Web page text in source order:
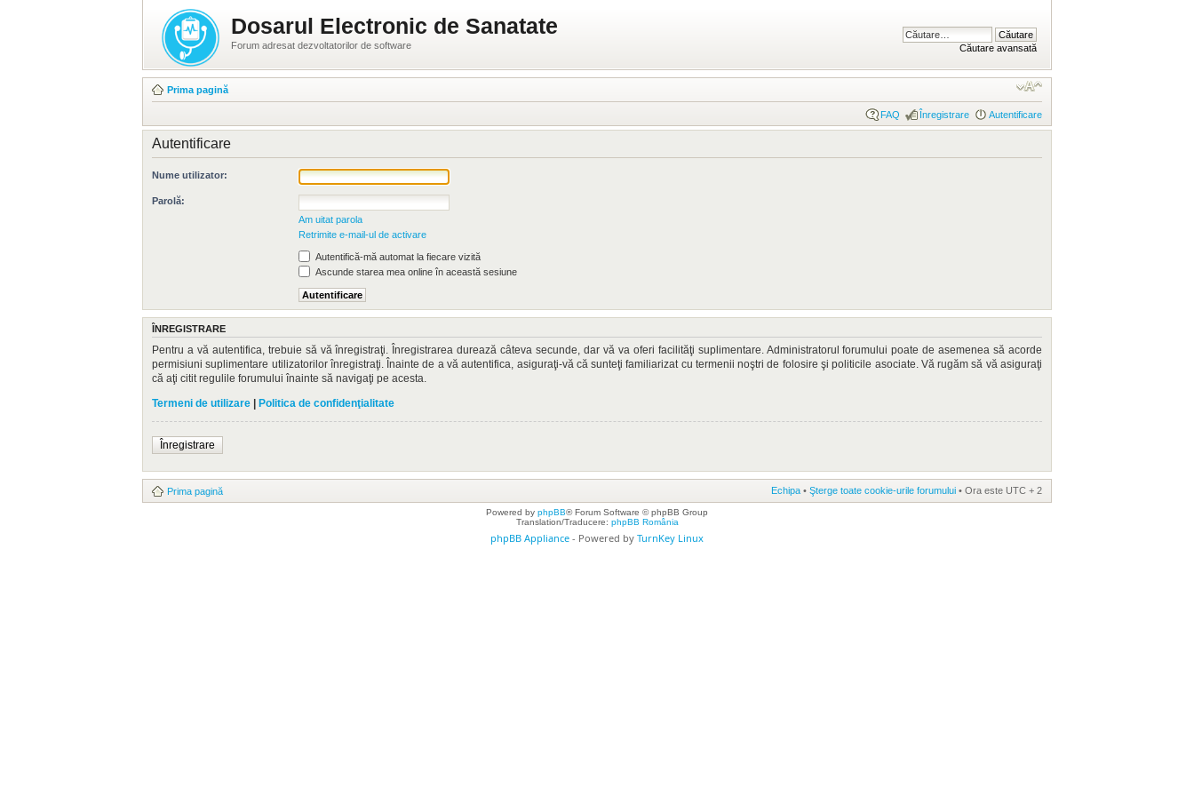
Dosarul Electronic de Sanatate
Forum adresat dezvoltatorilor de software Căutare avansată
Prima pagină
FAQ Înregistrare Autentificare
Autentificare
Nume utilizator:
Parolă:
Am uitat parola
Retrimite e-mail-ul de activare
Autentifică-mă automat la fiecare vizită
Ascunde starea mea online în această sesiune
ÎNREGISTRARE
Pentru a vă autentifica, trebuie să vă înregistraţi. Înregistrarea durează câteva secunde, dar vă va oferi facilităţi suplimentare. Administratorul forumului poate de asemenea să acorde
permisiuni suplimentare utilizatorilor înregistraţi. Înainte de a vă autentifica, asiguraţi-vă că sunteţi familiarizat cu termenii noştri de folosire şi politicile asociate. Vă rugăm să vă asiguraţi
că aţi citit regulile forumului înainte să navigaţi pe acesta.
Termeni de utilizare | Politica de confidenţialitate
Înregistrare
Prima pagină Echipa • Şterge toate cookie-urile forumului • Ora este UTC + 2
Powered by phpBB® Forum Software © phpBB Group
Translation/Traducere: phpBB România
phpBB Appliance - Powered by TurnKey Linux